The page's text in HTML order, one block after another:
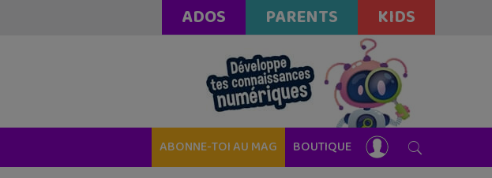
ADOS PARENTS KIDS
ABONNE-TOI AU MAG BOUTIQUE